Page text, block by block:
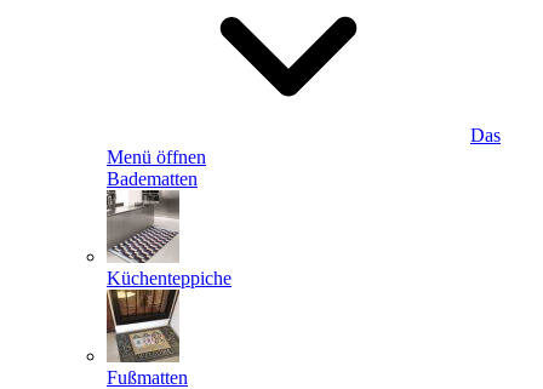
Das
Menü öffnen
Badematten
Küchenteppiche
Fußmatten